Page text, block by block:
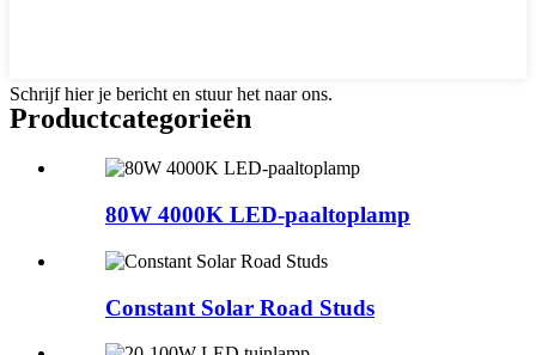
Schrijf hier je bericht en stuur het naar ons.
Productcategorieën
80W 4000K LED-paaltoplamp
Constant Solar Road Studs